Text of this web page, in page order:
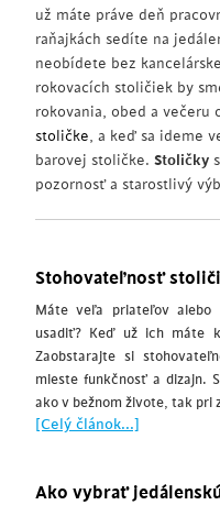
už máte práve deň
raňajkách sedíte na
neobídete bez
rokovacích stoličiek by
rokovania, obed a večeru
stoličke, a keď sa ideme
barovej stoličke. Stoličky
pozornosť a starostlivý
Stohovateľnosť
Máte veľa priateľov alebo
usadiť? Keď už ich máte
Zaobstarajte si
mieste funkčnosť a dizajn.
ako v bežnom živote, tak pri
[Celý článok...]
Ako vybrať